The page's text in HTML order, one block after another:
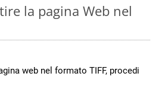
la pagina Web nel
web nel formato TIFF, procedi